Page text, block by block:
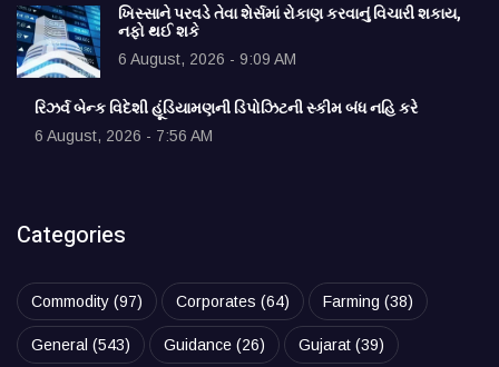
ખિસ્સાને પરવડે તેવા શેર્સમાં રોકાણ કરવાનું વિચારી શકાય,
નફો થઈ શકે
6 August, 2026 - 9:09 AM
રિઝર્વ બેન્ક વિદેશી હૂંડિયામણની ડિપોઝિટની સ્કીમ બંધ નહિ કરે
6 August, 2026 - 7:56 AM
Categories
Commodity (97) Corporates (64) Farming (38)
General (543) Guidance (26) Gujarat (39)